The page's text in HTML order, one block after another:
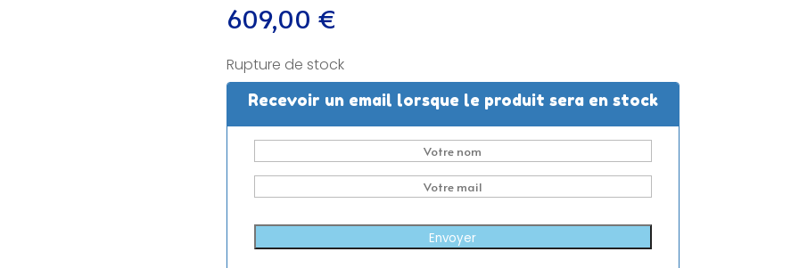
609,00 €
Rupture de stock
Recevoir un email lorsque le produit sera en stock
Envoyer